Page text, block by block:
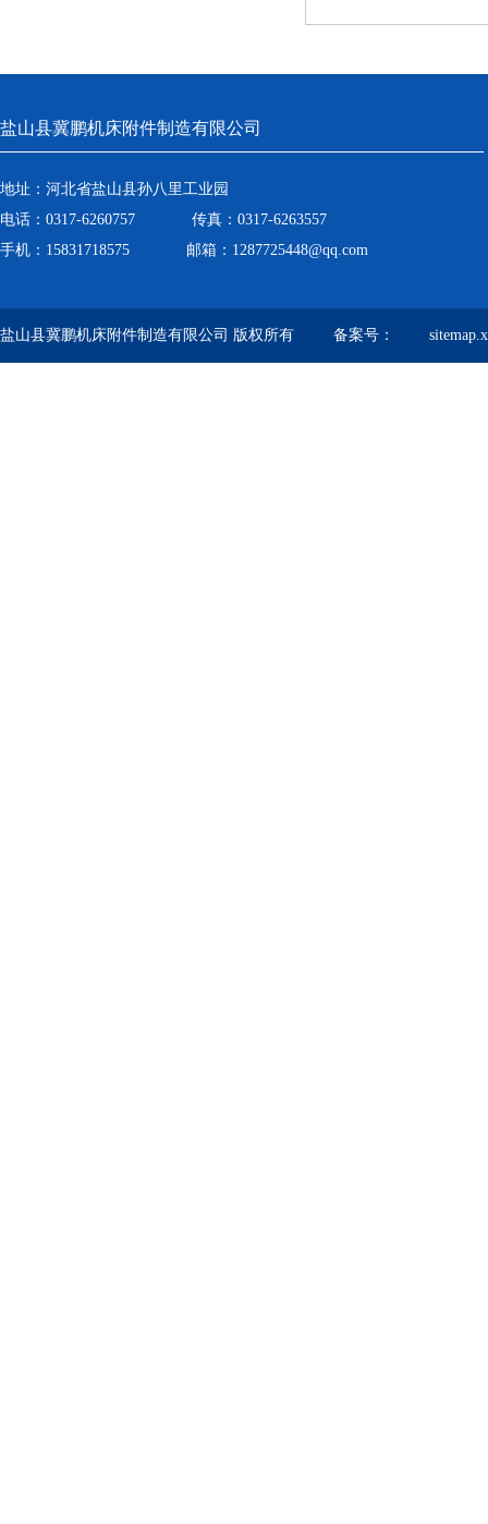
盐山县冀鹏机床附件制造有限公司
地址：河北省盐山县孙八里工业园
电话：0317-6260757 传真：0317-6263557
手机：15831718575 邮箱：1287725448@qq.com
盐山县冀鹏机床附件制造有限公司 版权所有 备案号：